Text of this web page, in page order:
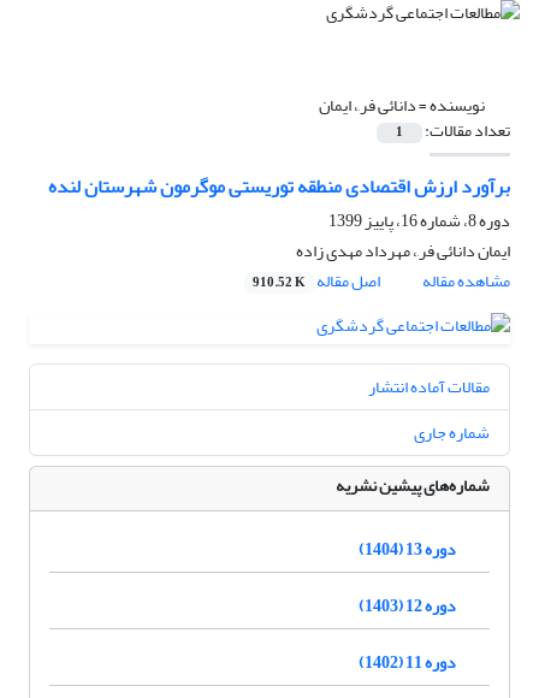
نویسنده =دانائی فر,، ایمان
تعداد مقالات: 1
برآورد ارزش اقتصادی منطقه توریستی موگرمون شهرستان لنده
دوره 8، شماره 16، پاییز 1399
ایمان دانائی فر,، مهرداد مهدی زاده
مشاهده مقاله
اصل مقاله 910.52 K
مقالات آماده انتشار
شماره جاری
شماره‌های پیشین نشریه
دوره 13 (1404)
دوره 12 (1403)
دوره 11 (1402)